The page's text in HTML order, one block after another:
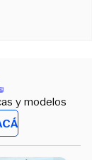
y modelos